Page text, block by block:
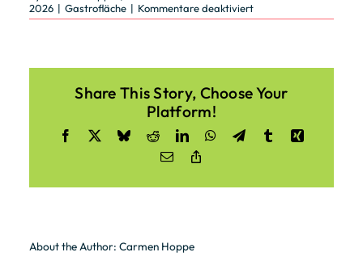
2026 | Gastrofläche | Kommentare deaktiviertfür
Gastrofläche
2
Share This Story, Choose Your
Platform!
Facebook BlueskyRedditLinkedInWhatsApp
TelegramTumblrXing
Email
About the Author: Carmen Hoppe